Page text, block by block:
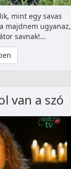
mint egy savas
majdnem ugyanaz,
savnak!…
van a szó